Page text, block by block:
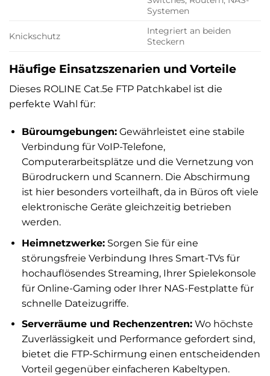
Systemen
Knickschutz
Integriert an beiden
Steckern
Häufige Einsatzszenarien und Vorteile
Dieses ROLINE Cat.5e FTP Patchkabel ist die
perfekte Wahl für:
Büroumgebungen:Gewährleistet eine stabile
Verbindung für VoIP-Telefone,
Computerarbeitsplätze und die Vernetzung von
Bürodruckern und Scannern. Die Abschirmung
ist hier besonders vorteilhaft, da in Büros oft viele
elektronische Geräte gleichzeitig betrieben
werden.
Heimnetzwerke:Sorgen Sie für eine
störungsfreie Verbindung Ihres Smart-TVs für
hochauflösendes Streaming, Ihrer Spielekonsole
für Online-Gaming oder Ihrer NAS-Festplatte für
schnelle Dateizugriffe.
Serverräume und Rechenzentren:Wo höchste
Zuverlässigkeit und Performance gefordert sind,
bietet die FTP-Schirmung einen entscheidenden
Vorteil gegenüber einfacheren Kabeltypen.